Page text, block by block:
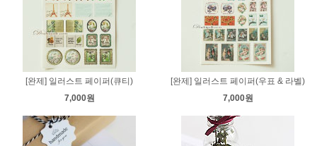
[완제] 일러스트 페이퍼(큐티)
7,000원
[완제] 일러스트 페이퍼(우표 & 라벨)
7,000원